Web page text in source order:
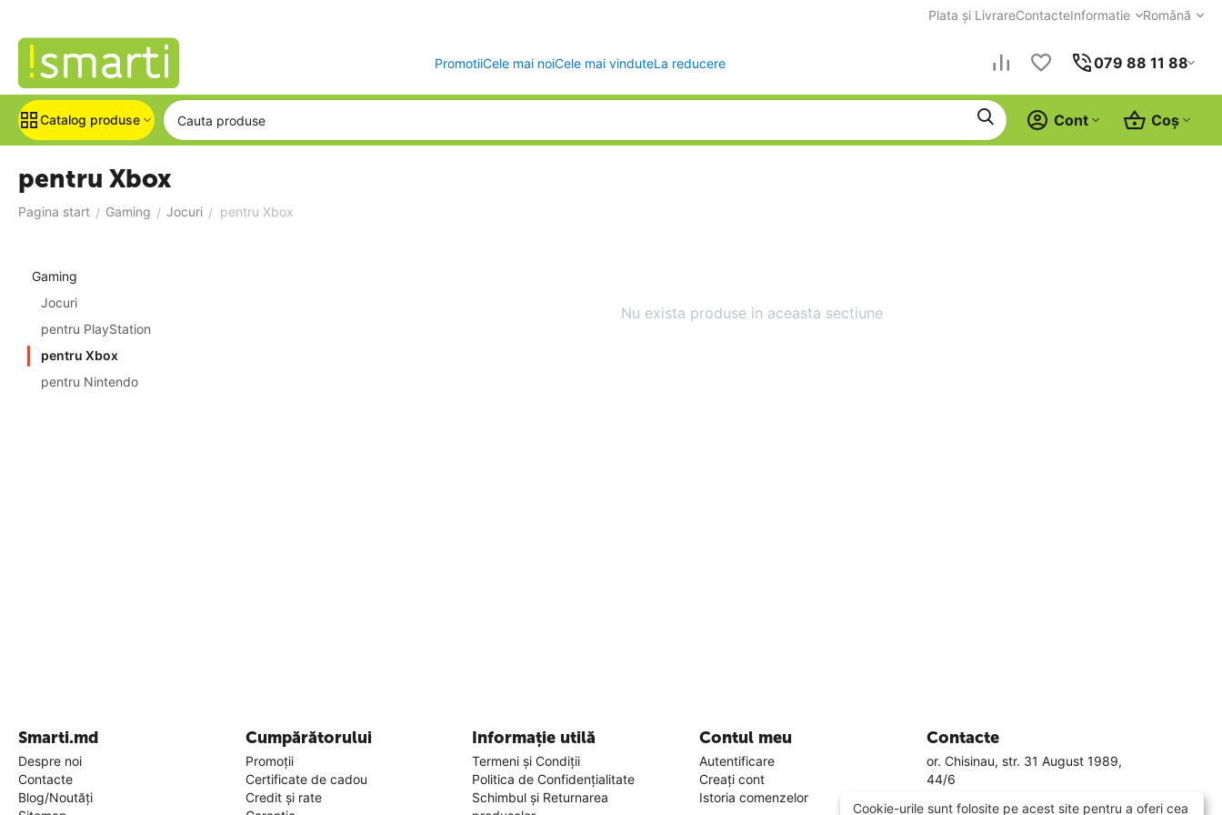
Plata și LivrareContacteInformatie Română
PromotiiCele mai noiCele mai vinduteLa reducere 079 88 11 88
Catalog produse Coș
Cont
pentru Xbox
Pagina start / Gaming / Jocuri / pentru Xbox
Nu exista produse in aceasta sectiune
Gaming
Jocuri
pentru PlayStation
pentru Xbox
pentru Nintendo
Smarti.md
Despre noi
Contacte
Blog/Noutăți
Cumpărătorului
Promoții
Certificate de cadou
Credit și rate
Informație utilă
Termeni și Condiții
Politica de Confidențialitate
Schimbul și Returnarea
Contul meu
Autentificare
Creați cont
Istoria comenzelor
Contacte
or. Chisinau, str. 31 August 1989,
44/6
Cookie-urile sunt folosite pe acest site pentru a oferi cea